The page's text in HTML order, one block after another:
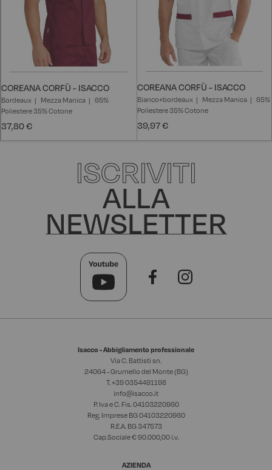
COREANA CORFÙ - ISACCO
Bordeaux Mezza Manica
65%
Poliestere 35% Cotone
37,80 €
COREANA CORFÙ - ISACCO
Bianco+bordeaux Mezza Manica
65%
Poliestere 35% Cotone
39,97 €
ISCRIVITI
ALLA
NEWSLETTER
Isacco - Abbigliamento professionale
Via C. Battisti sn.
24064 - Grumello del Monte (BG)
T. +390354491198
info@isacco.it
P. Iva e C. Fis. 04103220960
Reg. Imprese BG 04103220960
R.E.A. BG 347573
Cap.Sociale € 90.000,00 i.v.
AZIENDA